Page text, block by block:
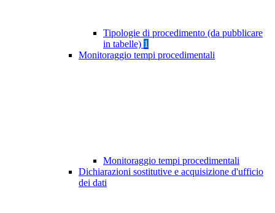
Tipologie di procedimento (da pubblicare
in tabelle) 1
Monitoraggio tempi procedimentali
Monitoraggio tempi procedimentali
Dichiarazioni sostitutive e acquisizione d'ufficio
dei dati